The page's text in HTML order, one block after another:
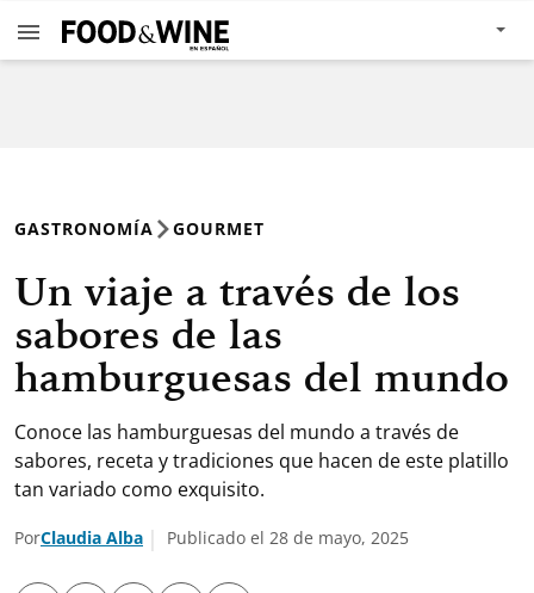
GASTRONOMÍA GOURMET
Un viaje a través de los
sabores de las
hamburguesas del mundo
Conoce las hamburguesas del mundo a través de
sabores, receta y tradiciones que hacen de este platillo
tan variado como exquisito.
PorClaudia Alba Publicado el 28 de mayo, 2025